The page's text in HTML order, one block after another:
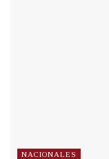
NACIONALES